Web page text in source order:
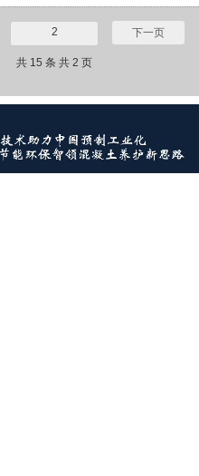
2 下一页
共 15 条 共 2 页